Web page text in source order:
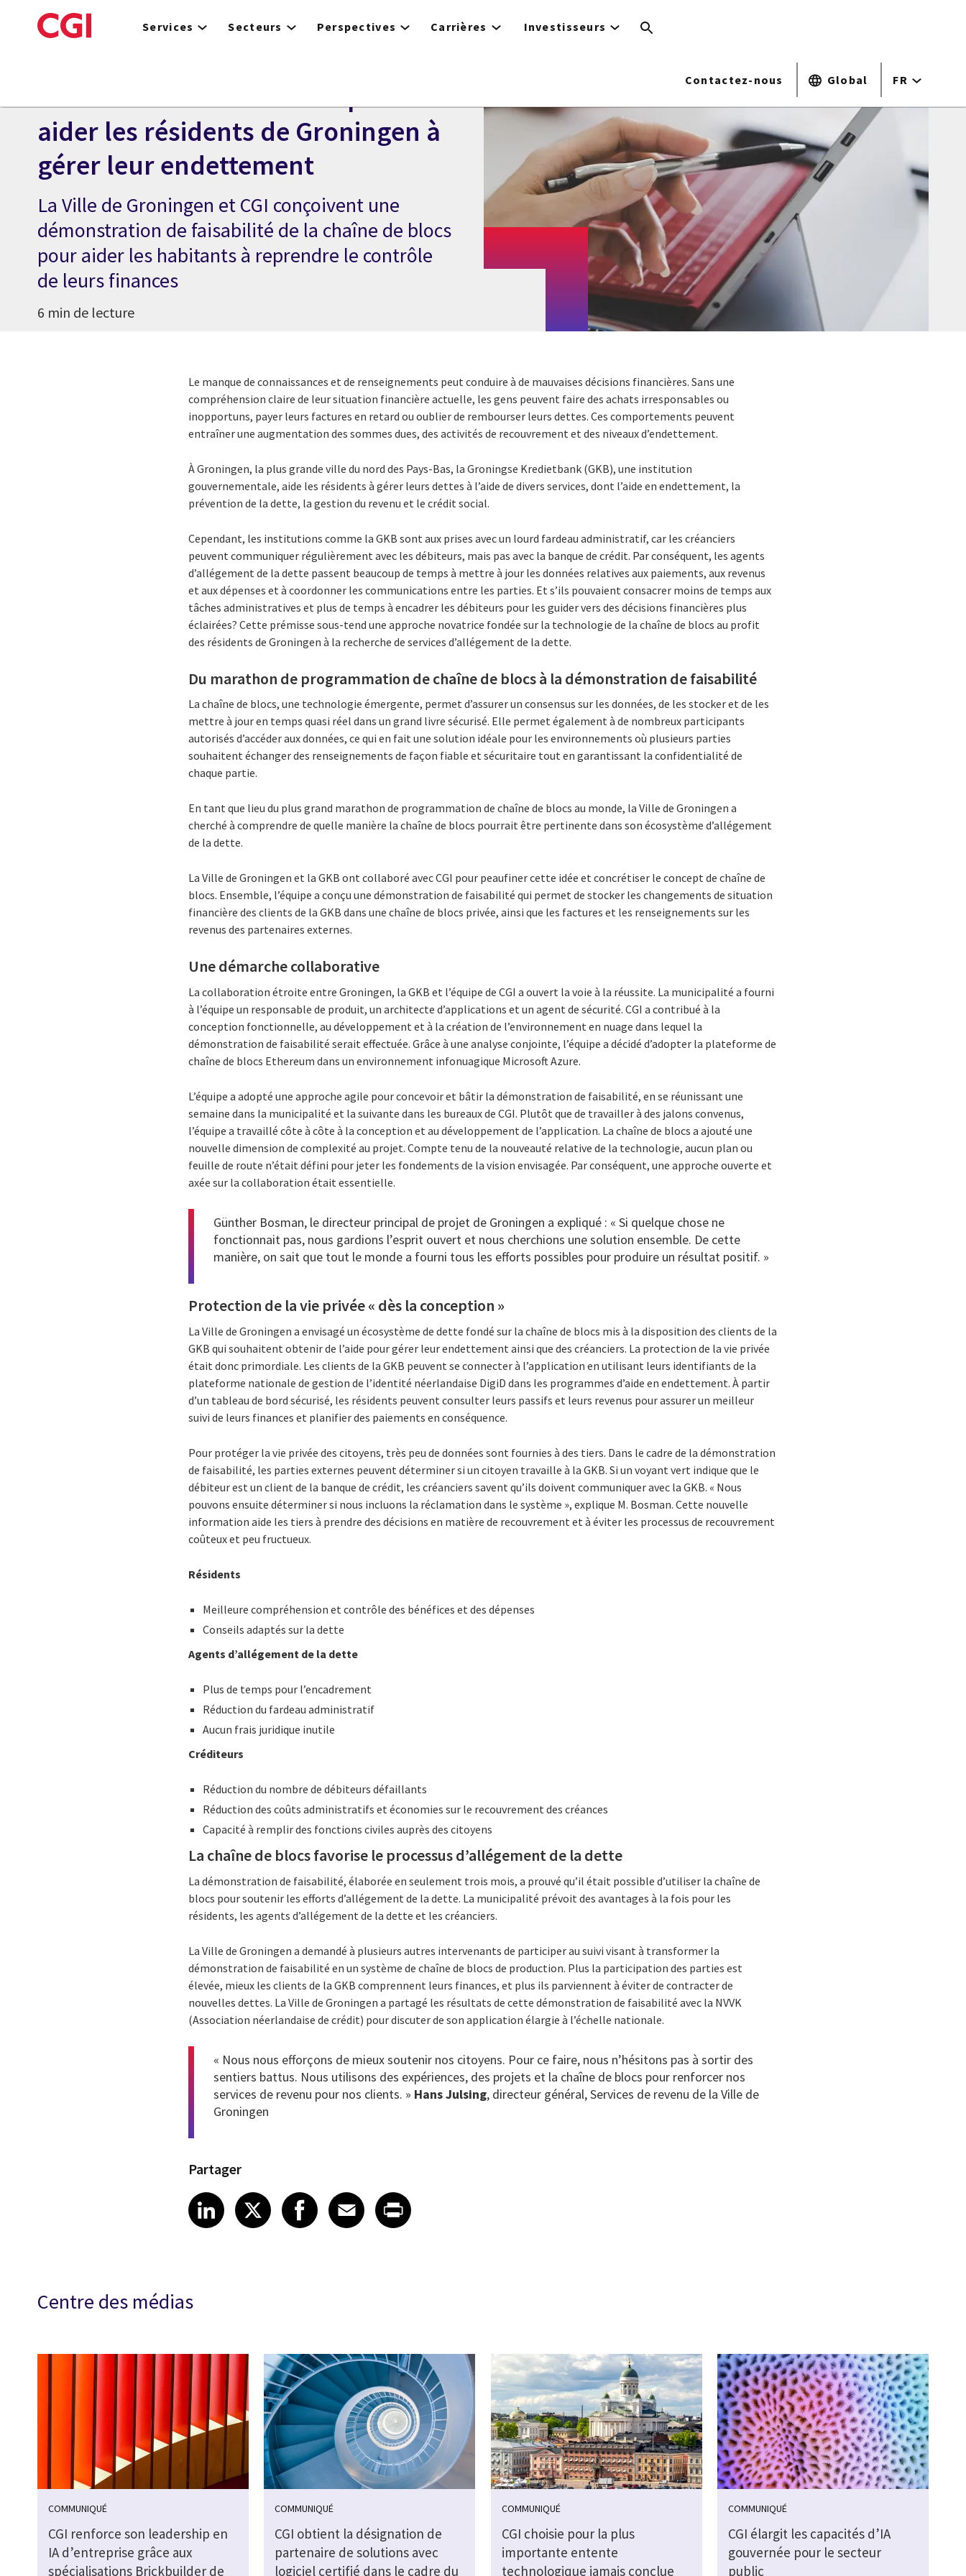
to
Services Secteurs Perspectives Carrières Investisseurs
Contactez-nous Global FR
Utiliser la chaîne de blocs pour
aider les résidents de Groningen à
gérer leur endettement
La Ville de Groningen et CGI conçoivent une
démonstration de faisabilité de la chaîne de blocs
pour aider les habitants à reprendre le contrôle
de leurs finances
6 min de lecture
Le manque de connaissances et de renseignements peut conduire à de mauvaises décisions financières. Sans une
compréhension claire de leur situation financière actuelle, les gens peuvent faire des achats irresponsables ou
inopportuns, payer leurs factures en retard ou oublier de rembourser leurs dettes. Ces comportements peuvent
entraîner une augmentation des sommes dues, des activités de recouvrement et des niveaux d’endettement.
À Groningen, la plus grande ville du nord des Pays-Bas, la Groningse Kredietbank (GKB), une institution
gouvernementale, aide les résidents à gérer leurs dettes à l’aide de divers services, dont l’aide en endettement, la
prévention de la dette, la gestion du revenu et le crédit social.
Cependant, les institutions comme la GKB sont aux prises avec un lourd fardeau administratif, car les créanciers
peuvent communiquer régulièrement avec les débiteurs, mais pas avec la banque de crédit. Par conséquent, les agents
d’allégement de la dette passent beaucoup de temps à mettre à jour les données relatives aux paiements, aux revenus
et aux dépenses et à coordonner les communications entre les parties. Et s’ils pouvaient consacrer moins de temps aux
tâches administratives et plus de temps à encadrer les débiteurs pour les guider vers des décisions financières plus
éclairées? Cette prémisse sous-tend une approche novatrice fondée sur la technologie de la chaîne de blocs au profit
des résidents de Groningen à la recherche de services d’allégement de la dette.
Du marathon de programmation de chaîne de blocs à la démonstration de faisabilité
La chaîne de blocs, une technologie émergente, permet d’assurer un consensus sur les données, de les stocker et de les
mettre à jour en temps quasi réel dans un grand livre sécurisé. Elle permet également à de nombreux participants
autorisés d’accéder aux données, ce qui en fait une solution idéale pour les environnements où plusieurs parties
souhaitent échanger des renseignements de façon fiable et sécuritaire tout en garantissant la confidentialité de
chaque partie.
En tant que lieu du plus grand marathon de programmation de chaîne de blocs au monde, la Ville de Groningen a
cherché à comprendre de quelle manière la chaîne de blocs pourrait être pertinente dans son écosystème d’allégement
de la dette.
La Ville de Groningen et la GKB ont collaboré avec CGI pour peaufiner cette idée et concrétiser le concept de chaîne de
blocs. Ensemble, l’équipe a conçu une démonstration de faisabilité qui permet de stocker les changements de situation
financière des clients de la GKB dans une chaîne de blocs privée, ainsi que les factures et les renseignements sur les
revenus des partenaires externes.
Une démarche collaborative
La collaboration étroite entre Groningen, la GKB et l’équipe de CGI a ouvert la voie à la réussite. La municipalité a fourni
à l’équipe un responsable de produit, un architecte d’applications et un agent de sécurité. CGI a contribué à la
conception fonctionnelle, au développement et à la création de l’environnement en nuage dans lequel la
démonstration de faisabilité serait effectuée. Grâce à une analyse conjointe, l’équipe a décidé d’adopter la plateforme de
chaîne de blocs Ethereum dans un environnement infonuagique Microsoft Azure.
L’équipe a adopté une approche agile pour concevoir et bâtir la démonstration de faisabilité, en se réunissant une
semaine dans la municipalité et la suivante dans les bureaux de CGI. Plutôt que de travailler à des jalons convenus,
l’équipe a travaillé côte à côte à la conception et au développement de l’application. La chaîne de blocs a ajouté une
nouvelle dimension de complexité au projet. Compte tenu de la nouveauté relative de la technologie, aucun plan ou
feuille de route n’était défini pour jeter les fondements de la vision envisagée. Par conséquent, une approche ouverte et
axée sur la collaboration était essentielle.
Günther Bosman, le directeur principal de projet de Groningen a expliqué : « Si quelque chose ne
fonctionnait pas, nous gardions l’esprit ouvert et nous cherchions une solution ensemble. De cette
manière, on sait que tout le monde a fourni tous les efforts possibles pour produire un résultat positif. »
Protection de la vie privée « dès la conception »
La Ville de Groningen a envisagé un écosystème de dette fondé sur la chaîne de blocs mis à la disposition des clients de la
GKB qui souhaitent obtenir de l’aide pour gérer leur endettement ainsi que des créanciers. La protection de la vie privée
était donc primordiale. Les clients de la GKB peuvent se connecter à l’application en utilisant leurs identifiants de la
plateforme nationale de gestion de l’identité néerlandaise DigiD dans les programmes d’aide en endettement. À partir
d’un tableau de bord sécurisé, les résidents peuvent consulter leurs passifs et leurs revenus pour assurer un meilleur
suivi de leurs finances et planifier des paiements en conséquence.
Pour protéger la vie privée des citoyens, très peu de données sont fournies à des tiers. Dans le cadre de la démonstration
de faisabilité, les parties externes peuvent déterminer si un citoyen travaille à la GKB. Si un voyant vert indique que le
débiteur est un client de la banque de crédit, les créanciers savent qu’ils doivent communiquer avec la GKB. « Nous
pouvons ensuite déterminer si nous incluons la réclamation dans le système », explique M. Bosman. Cette nouvelle
information aide les tiers à prendre des décisions en matière de recouvrement et à éviter les processus de recouvrement
coûteux et peu fructueux.
Résidents
Meilleure compréhension et contrôle des bénéfices et des dépenses
Conseils adaptés sur la dette
Agents d’allégement de la dette
Plus de temps pour l’encadrement
Réduction du fardeau administratif
Aucun frais juridique inutile
Créditeurs
Réduction du nombre de débiteurs défaillants
Réduction des coûts administratifs et économies sur le recouvrement des créances
Capacité à remplir des fonctions civiles auprès des citoyens
La chaîne de blocs favorise le processus d’allégement de la dette
La démonstration de faisabilité, élaborée en seulement trois mois, a prouvé qu’il était possible d’utiliser la chaîne de
blocs pour soutenir les efforts d’allégement de la dette. La municipalité prévoit des avantages à la fois pour les
résidents, les agents d’allégement de la dette et les créanciers.
La Ville de Groningen a demandé à plusieurs autres intervenants de participer au suivi visant à transformer la
démonstration de faisabilité en un système de chaîne de blocs de production. Plus la participation des parties est
élevée, mieux les clients de la GKB comprennent leurs finances, et plus ils parviennent à éviter de contracter de
nouvelles dettes. La Ville de Groningen a partagé les résultats de cette démonstration de faisabilité avec la NVVK
(Association néerlandaise de crédit) pour discuter de son application élargie à l’échelle nationale.
« Nous nous efforçons de mieux soutenir nos citoyens. Pour ce faire, nous n’hésitons pas à sortir des
sentiers battus. Nous utilisons des expériences, des projets et la chaîne de blocs pour renforcer nos
services de revenu pour nos clients. » Hans Julsing, directeur général, Services de revenu de la Ville de
Groningen
Partager
Share article on LinkedIn
LinkedIn
Share article on X
XShare article on Facebook
Facebook
Share article on Email
Email
Share article on Print
Centre des médias
COMMUNIQUÉ
CGI renforce son leadership en
IA d’entreprise grâce aux
spécialisations Brickbuilder de
COMMUNIQUÉ
CGI obtient la désignation de
partenaire de solutions avec
logiciel certifié dans le cadre du
COMMUNIQUÉ
CGI choisie pour la plus
importante entente
technologique jamais conclue
COMMUNIQUÉ
CGI élargit les capacités d’IA
gouvernée pour le secteur
public